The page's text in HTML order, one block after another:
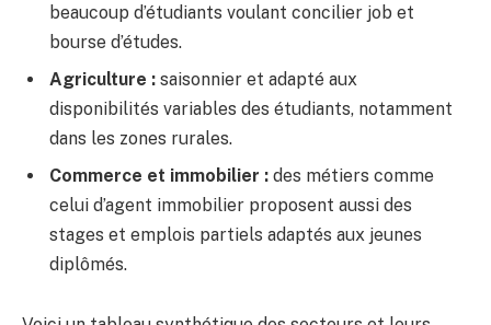
beaucoup d’étudiants voulant concilier job et
bourse d’études.
Agriculture : saisonnier et adapté aux
disponibilités variables des étudiants, notamment
dans les zones rurales.
Commerce et immobilier : des métiers comme
celui d’agent immobilier proposent aussi des
stages et emplois partiels adaptés aux jeunes
diplômés.